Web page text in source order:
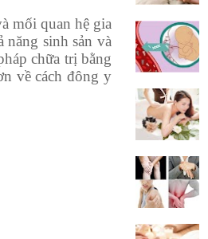
mối quan hệ gia
sinh sản và
chữa trị bằng
về cách đông y